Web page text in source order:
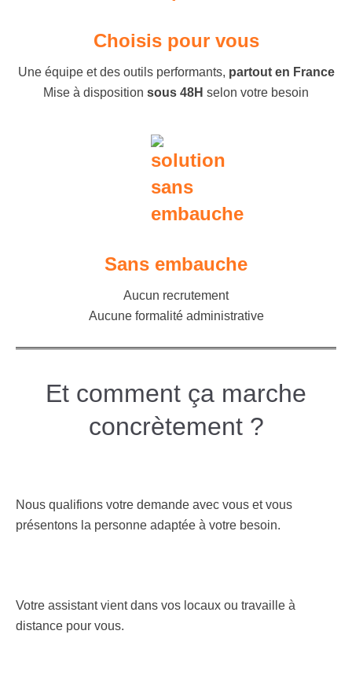
Choisis pour vous
Une équipe et des outils performants, partout en France
Mise à disposition sous 48H selon votre besoin
Sans embauche
Aucun recrutement
Aucune formalité administrative
Et comment ça marche
concrètement ?
Nous qualifions votre demande avec vous et vous
présentons la personne adaptée à votre besoin.
Votre assistant vient dans vos locaux ou travaille à
distance pour vous.